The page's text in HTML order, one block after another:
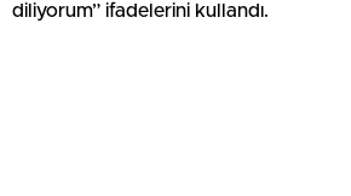
diliyorum” ifadelerini kullandı.